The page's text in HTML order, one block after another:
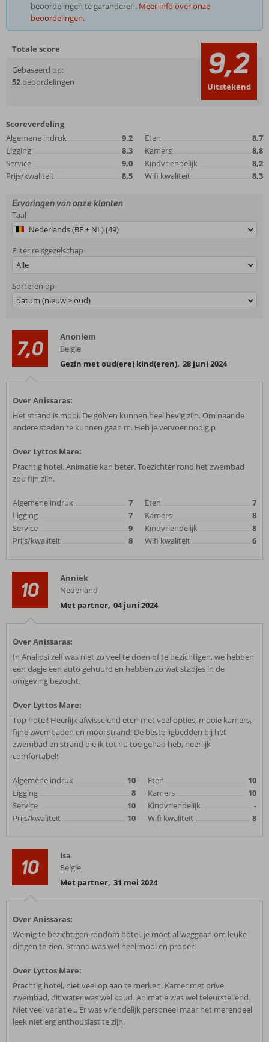
beoordelingen te garanderen. Meer info over onze
beoordelingen.
Totale score
Gebaseerd op:
52 beoordelingen 9,2
Uitstekend
Scoreverdeling
Algemene indruk
9,2
Ligging
8,3
Service
9,0
Prijs/kwaliteit
8,5
Eten
8,7
Kamers
8,8
Kindvriendelijk
8,2
Wifi kwaliteit
8,3
Ervaringen van onze klanten
Taal
Nederlands (BE + NL) (49)
Filter reisgezelschap
Alle
Sorteren op
datum (nieuw > oud)
7,0
Anoniem
Belgie
Gezin met oud(ere) kind(eren), 28 juni 2024
Over Anissaras:
Het strand is mooi. De golven kunnen heel hevig zijn. Om naar de
andere steden te kunnen gaan m. Heb je vervoer nodig.p
Over Lyttos Mare:
Prachtig hotel. Animatie kan beter. Toezichter rond het zwembad
zou fijn zijn.
Algemene indruk
7
Ligging
7
Service
9
Prijs/kwaliteit
8
Eten
7
Kamers
8
Kindvriendelijk
8
Wifi kwaliteit
6
10
Anniek
Nederland
Met partner, 04 juni 2024
Over Anissaras:
In Analipsi zelf was niet zo veel te doen of te bezichtigen, we hebben
een dagje een auto gehuurd en hebben zo wat stadjes in de
omgeving bezocht.
Over Lyttos Mare:
Top hotel! Heerlijk afwisselend eten met veel opties, mooie kamers,
fijne zwembaden en mooi strand! De beste ligbedden bij het
zwembad en strand die ik tot nu toe gehad heb, heerlijk
comfortabel!
Algemene indruk
10
Ligging
8
Service
10
Prijs/kwaliteit
10
Eten
10
Kamers
10
Kindvriendelijk
-
Wifi kwaliteit
8
10
Isa
Belgie
Met partner, 31 mei 2024
Over Anissaras:
Weinig te bezichtigen rondom hotel, je moet al weggaan om leuke
dingen te zien. Strand was wel heel mooi en proper!
Over Lyttos Mare:
Prachtig hotel, niet veel op aan te merken. Kamer met prive
zwembad, dit water was wel koud. Animatie was wel teleurstellend.
Niet veel variatie... Er was vriendelijk personeel maar het merendeel
leek niet erg enthousiast te zijn.